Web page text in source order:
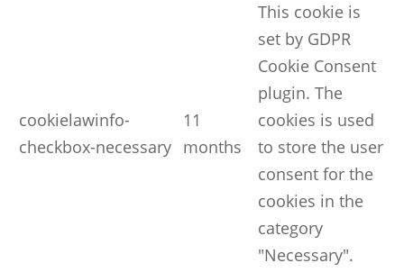
cookielawinfo-
checkbox-necessary
11
months
This cookie is
set by GDPR
Cookie Consent
plugin. The
cookies is used
to store the user
consent for the
cookies in the
category
"Necessary".